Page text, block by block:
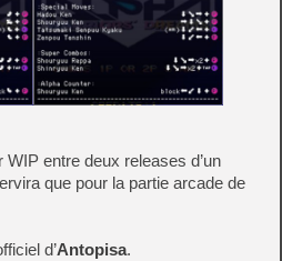
entre deux releases d’un
que pour la partie arcade de
d’Antopisa.